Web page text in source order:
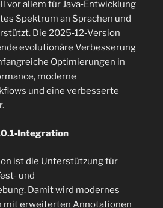
vor allem für Java‑Entwicklung
Spektrum an Sprachen und
Die 2025‑12‑Version
evolutionäre Verbesserung
Optimierungen in
moderne
und eine verbesserte
ist die Unterstützung für
und
Damit wird modernes
mit erweiterten Annotationen